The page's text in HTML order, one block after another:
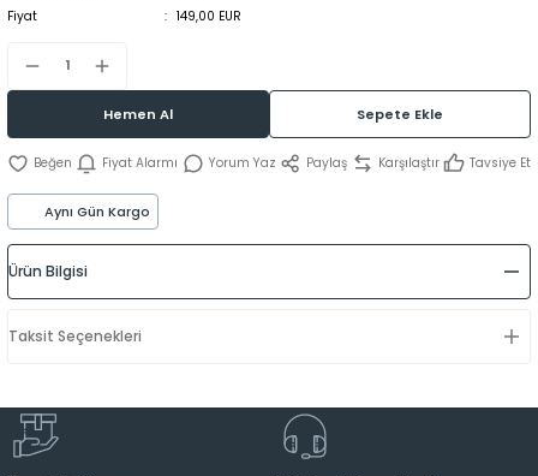
Fiyat
149,00 EUR
Hemen Al Sepete Ekle
Fiyat Alarmı Yorum Yaz Paylaş Karşılaştır Tavsiye Et
Aynı Gün Kargo
Ürün Bilgisi
Taksit Seçenekleri